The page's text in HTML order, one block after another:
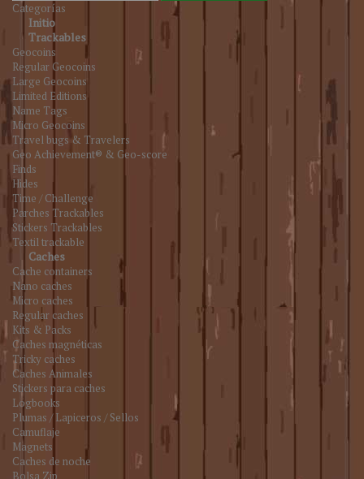
Categorías
Initio
Trackables
Geocoins
Regular Geocoins
Large Geocoins
Limited Editions
Name Tags
Micro Geocoins
Travel bugs & Travelers
Geo Achievement® & Geo-score
Finds
Hides
Time / Challenge
Parches Trackables
Stickers Trackables
Textil trackable
Caches
Cache containers
Nano caches
Micro caches
Regular caches
Kits & Packs
Caches magnéticas
Tricky caches
Caches Animales
Stickers para caches
Logbooks
Plumas / Lapiceros / Sellos
Camuflaje
Magnets
Caches de noche
Bolsa Zip